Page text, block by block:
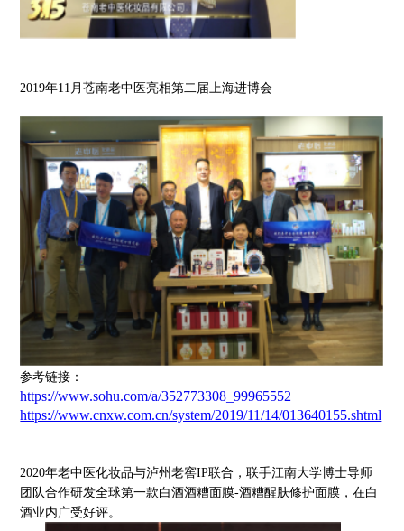
2019年11月苍南老中医亮相第二届上海进博会
参考链接：
https://www.sohu.com/a/352773308_99965552
https://www.cnxw.com.cn/system/2019/11/14/013640155.shtml
2020年老中医化妆品与泸州老窖IP联合，联手江南大学博士导师
团队合作研发全球第一款白酒酒糟面膜-酒糟醒肤修护面膜，在白
酒业内广受好评。